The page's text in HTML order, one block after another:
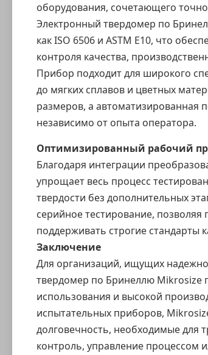
оборудования, сочетающего
Электронный твердомер по
как ISO 6506 и ASTM E10, что
контроля качества,
Прибор подходит для широкого
до мягких сплавов и цветных
размеров, а автоматизированная
независимо от опыта оператора.
Оптимизированный рабочий
Благодаря интеграции
упрощает весь процесс
твердости без дополнительных
серийное тестирование,
поддерживать строгие стандарты
Заключение
Для организаций, ищущих
твердомер по Бринеллю Mikrosize
использования и высокой
испытательных приборов,
долговечность, необходимые для
контроль, управление процессом